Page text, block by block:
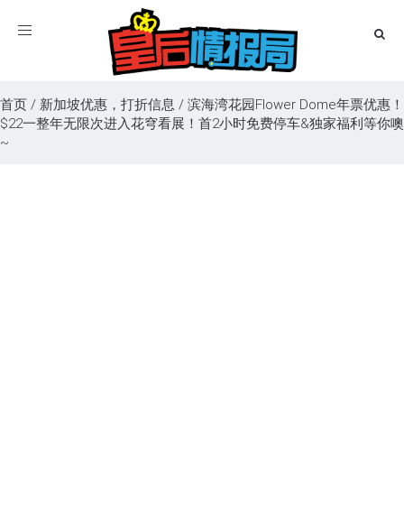
Toggle
首页 / 新加坡优惠，打折信息 / 滨海湾花园Flower Dome年票优惠！
$22一整年无限次进入花穹看展！首2小时免费停车&独家福利等你噢
~